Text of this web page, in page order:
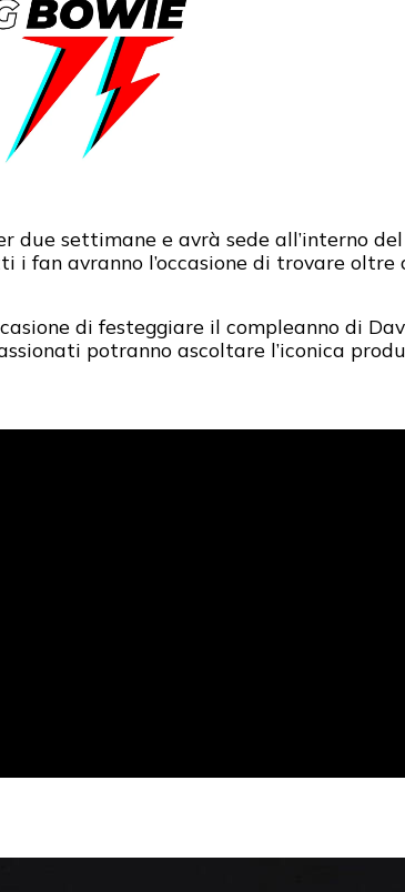
due settimane e avrà sede all’interno
i fan avranno l’occasione di trovare
di festeggiare il compleanno di
potranno ascoltare l’iconica